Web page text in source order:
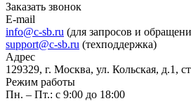
Заказать звонок
E-mail
info@c-sb.ru (для запросов и
support@c-sb.ru (техподдержка)
Адрес
129329, г. Москва, ул. Кольская, д.1,
Режим работы
Пн. – Пт.: с 9:00 до 18:00